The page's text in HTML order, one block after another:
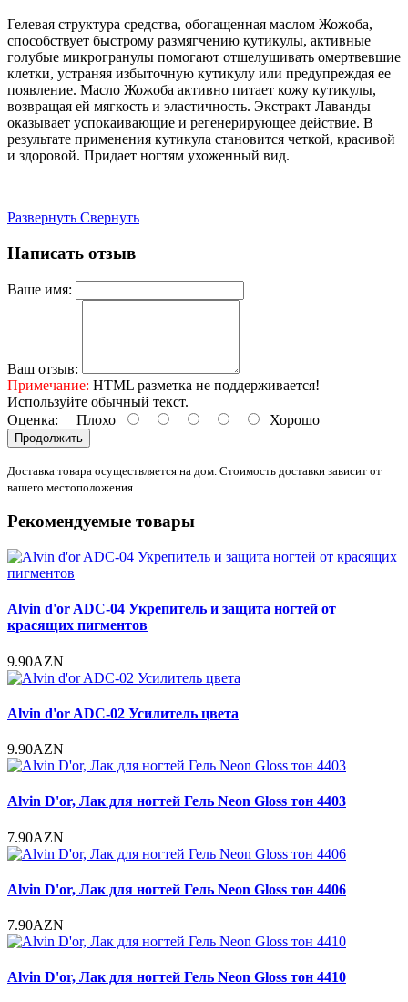
Гелевая структура средства, обогащенная маслом Жожоба,
способствует быстрому размягчению кутикулы, активные
голубые микрогранулы помогают отшелушивать омертвевшие
клетки, устраняя избыточную кутикулу или предупреждая ее
появление. Масло Жожоба активно питает кожу кутикулы,
возвращая ей мягкость и эластичность. Экстракт Лаванды
оказывает успокаивающие и регенерирующее действие. В
результате применения кутикула становится четкой, красивой
и здоровой. Придает ногтям ухоженный вид.
Развернуть Свернуть
Написать отзыв
Ваше имя:
Ваш отзыв:
Примечание: HTML разметка не поддерживается!
Используйте обычный текст.
Оценка: Плохо Хорошо
Продолжить
Доставка товара осуществляется на дом. Стоимость доставки зависит от
вашего местоположения.
Рекомендуемые товары
Alvin d'or ADC-04 Укрепитель и защита ногтей от
красящих пигментов
9.90AZN
Alvin d'or ADC-02 Усилитель цвета
9.90AZN
Alvin D'or, Лак для ногтей Гель Neon Gloss тон 4403
7.90AZN
Alvin D'or, Лак для ногтей Гель Neon Gloss тон 4406
7.90AZN
Alvin D'or, Лак для ногтей Гель Neon Gloss тон 4410